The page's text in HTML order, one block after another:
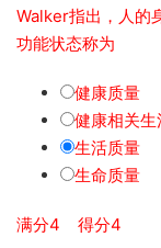
Walker指出，人的
功能状态称为
健康质量
健康相关生
生活质量
生命质量
满分4 得分4